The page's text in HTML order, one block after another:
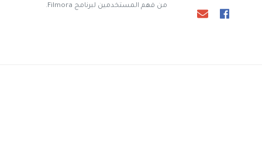
من فهم المستخدمين لبرنامج Filmora.